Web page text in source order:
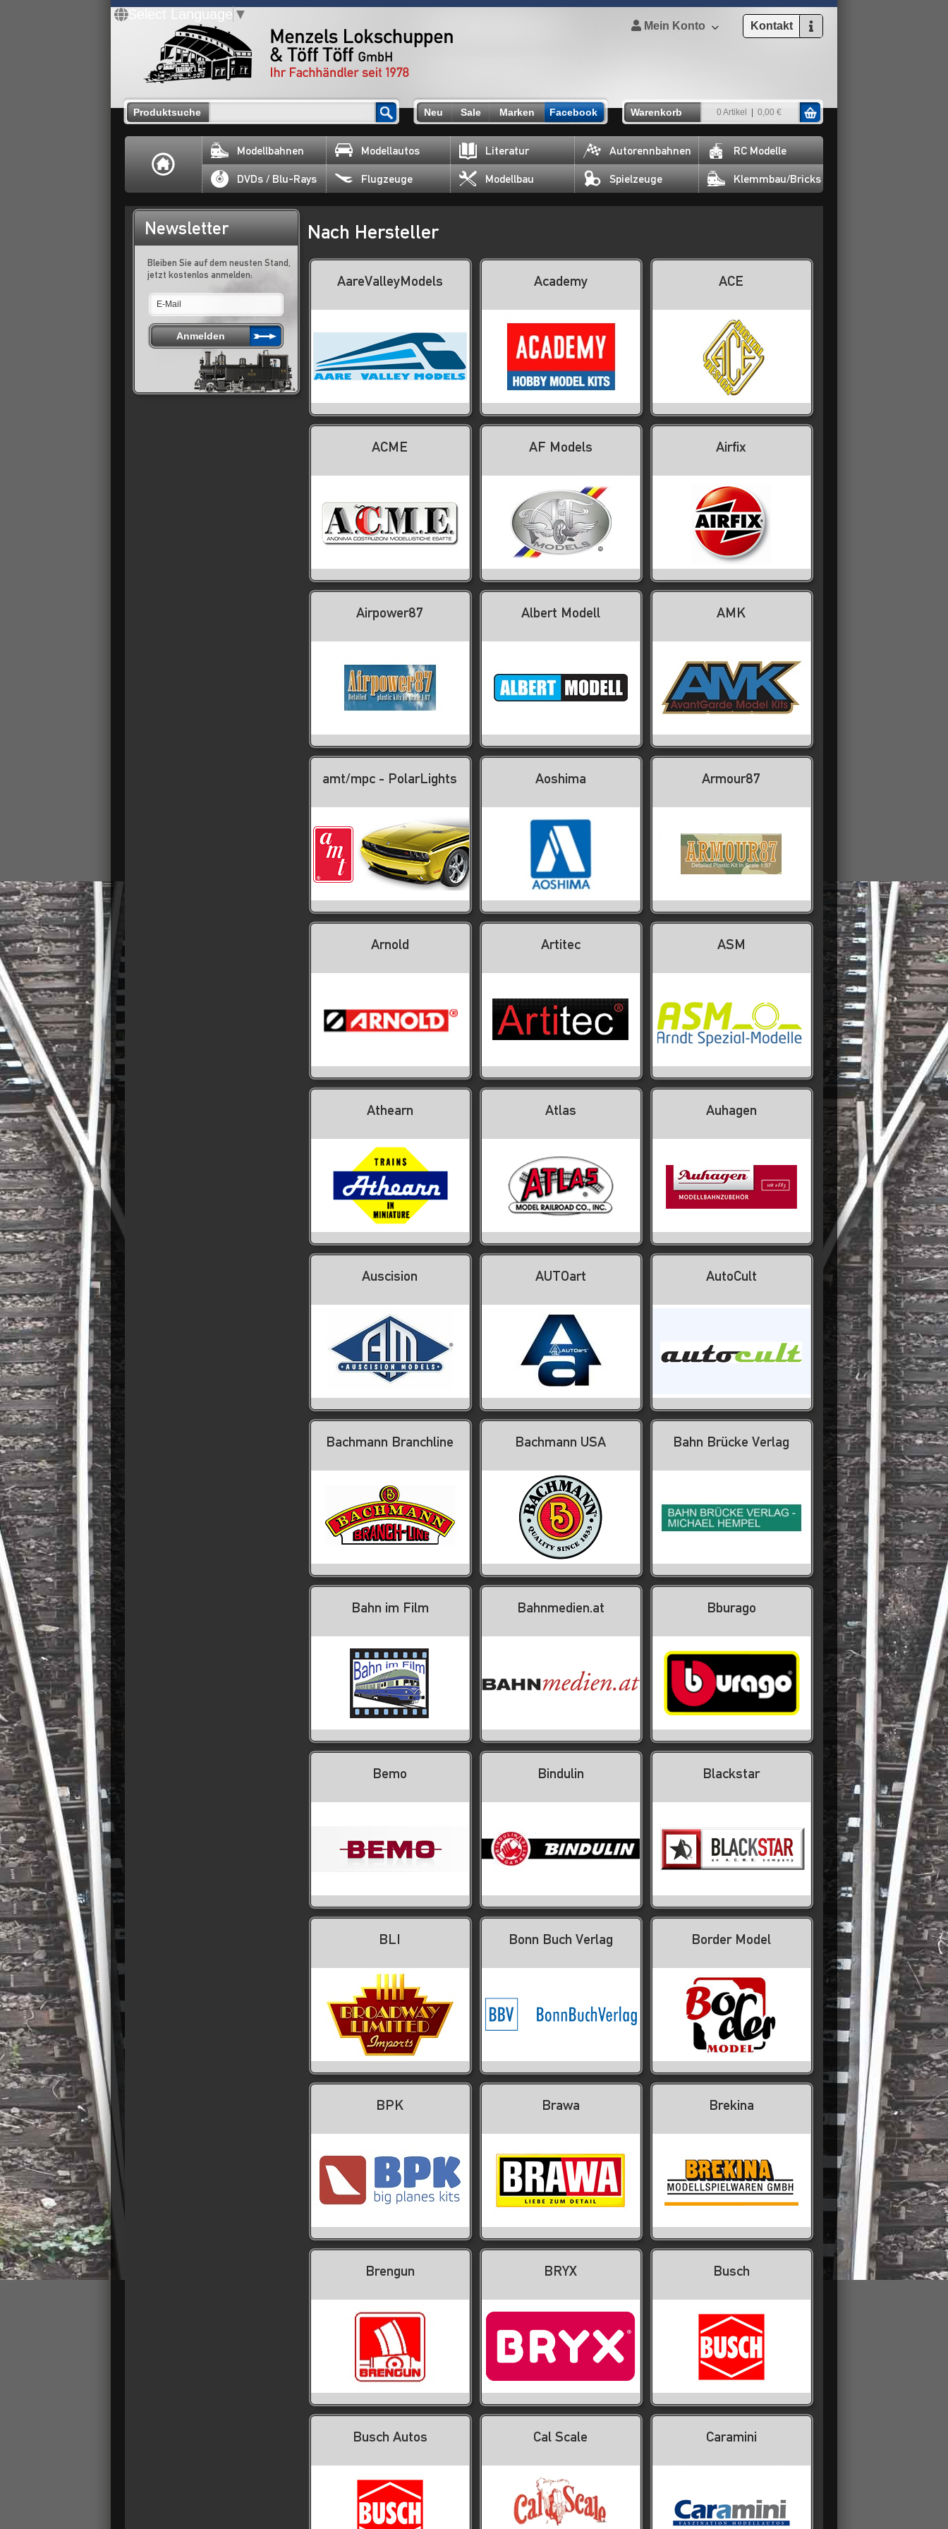
Select Language ▼
Mein Konto Kontakt
Produktsuche Neu Sale Marken Facebook Warenkorb 0 Artikel 0,00 €
Modellbahnen Modellautos Literatur Autorennbahnen RC Modelle
DVDs / Blu-Rays Flugzeuge Modellbau Spielzeuge Klemmbau/Bricks
Newsletter
Bleiben Sie auf dem neusten Stand,
jetzt kostenlos anmelden:
Nach Hersteller
AareValleyModels Academy ACE
ACME AF Models Airfix
Airpower87 Albert Modell AMK
amt/mpc - PolarLights Aoshima Armour87
Arnold Artitec ASM
Athearn Atlas Auhagen
Auscision AUTOart AutoCult
Bachmann Branchline Bachmann USA Bahn Brücke Verlag
Bahn im Film Bahnmedien.at Bburago
Bemo Bindulin Blackstar
BLI Bonn Buch Verlag Border Model
BPK Brawa Brekina
Brengun BRYX Busch
Busch Autos Cal Scale Caramini